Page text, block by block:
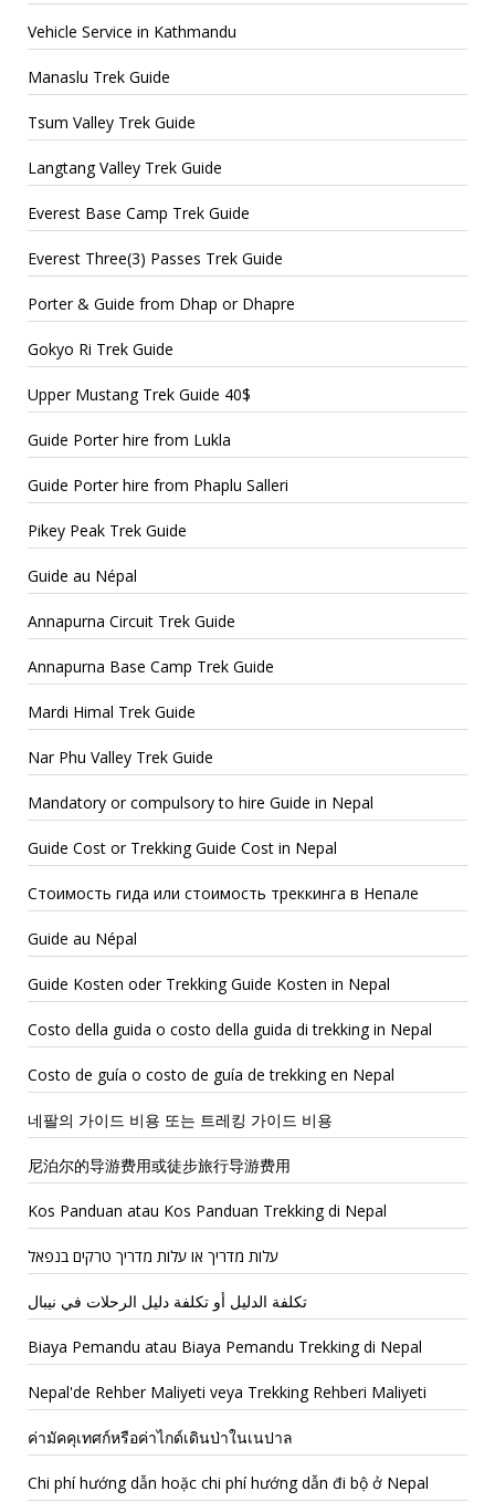
Vehicle Service in Kathmandu
Manaslu Trek Guide
Tsum Valley Trek Guide
Langtang Valley Trek Guide
Everest Base Camp Trek Guide
Everest Three(3) Passes Trek Guide
Porter & Guide from Dhap or Dhapre
Gokyo Ri Trek Guide
Upper Mustang Trek Guide 40$
Guide Porter hire from Lukla
Guide Porter hire from Phaplu Salleri
Pikey Peak Trek Guide
Guide au Népal
Annapurna Circuit Trek Guide
Annapurna Base Camp Trek Guide
Mardi Himal Trek Guide
Nar Phu Valley Trek Guide
Mandatory or compulsory to hire Guide in Nepal
Guide Cost or Trekking Guide Cost in Nepal
Стоимость гида или стоимость треккинга в Непале
Guide au Népal
Guide Kosten oder Trekking Guide Kosten in Nepal
Costo della guida o costo della guida di trekking in Nepal
Costo de guía o costo de guía de trekking en Nepal
네팔의 가이드 비용 또는 트레킹 가이드 비용
尼泊尔的导游费用或徒步旅行导游费用
Kos Panduan atau Kos Panduan Trekking di Nepal
עלות מדריך או עלות מדריך טרקים בנפאל
Biaya Pemandu atau Biaya Pemandu Trekking di Nepal
Nepal'de Rehber Maliyeti veya Trekking Rehberi Maliyeti
ค่ามัคคุเทศก์หรือค่าไกด์เดินป่าในเนปาล
Chi phí hướng dẫn hoặc chi phí hướng dẫn đi bộ ở Nepal